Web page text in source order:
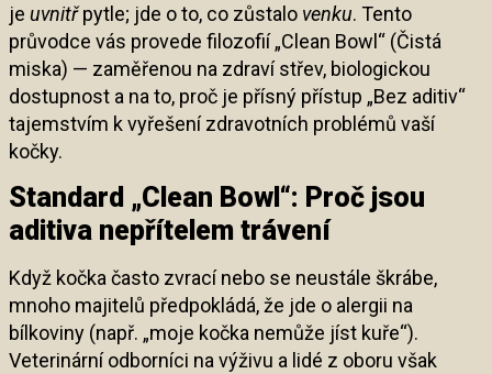
je uvnitřpytle; jde o to, co zůstalo venku. Tento
průvodce vás provede filozofií „Clean Bowl“ (Čistá
miska) — zaměřenou na zdraví střev, biologickou
dostupnost a na to, proč je přísný přístup „Bez aditiv“
tajemstvím k vyřešení zdravotních problémů vaší
kočky.
Standard „Clean Bowl“: Proč jsou
aditiva nepřítelem trávení
Když kočka často zvrací nebo se neustále škrábe,
mnoho majitelů předpokládá, že jde o alergii na
bílkoviny (např. „moje kočka nemůže jíst kuře“).
Veterinární odborníci na výživu a lidé z oboru však